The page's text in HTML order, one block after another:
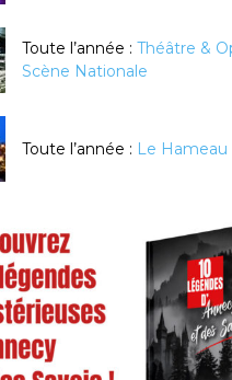
Toute l’année : Théâtre &
Scène Nationale
Toute l’année : Le